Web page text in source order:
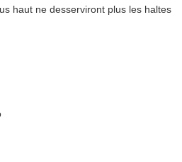
haut ne desserviront plus les haltes